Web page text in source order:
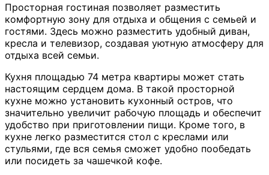
Просторная гостиная позволяет разместить
комфортную зону для отдыха и общения с семьей и
гостями. Здесь можно разместить удобный диван,
кресла и телевизор, создавая уютную атмосферу для
отдыха всей семьи.
Кухня площадью 74 метра квартиры может стать
настоящим сердцем дома. В такой просторной
кухне можно установить кухонный остров, что
значительно увеличит рабочую площадь и обеспечит
удобство при приготовлении пищи. Кроме того, в
кухне легко разместится стол с креслами или
стульями, где вся семья сможет удобно пообедать
или посидеть за чашечкой кофе.